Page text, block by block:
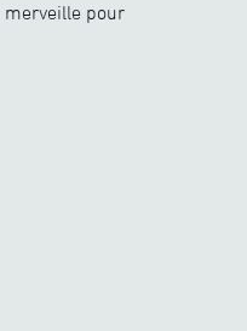
merveille pour